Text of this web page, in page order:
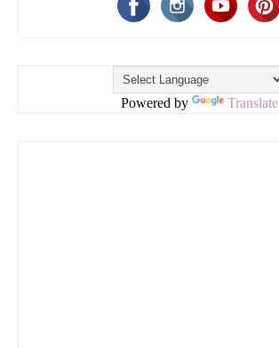
Powered by Translate